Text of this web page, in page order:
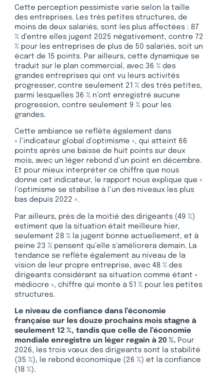
Cette perception pessimiste varie selon la taille
des entreprises. Les très petites structures, de
moins de deux salariés, sont les plus affectées : 87
% d’entre elles jugent 2025 négativement, contre 72
% pour les entreprises de plus de 50 salariés, soit un
écart de 15 points. Par ailleurs, cette dynamique se
traduit sur le plan commercial, avec 36 % des
grandes entreprises qui ont vu leurs activités
progresser, contre seulement 21 % des très petites,
parmi lesquelles 36 % n’ont enregistré aucune
progression, contre seulement 9 % pour les
grandes.
Cette ambiance se reflète également dans
« l’indicateur global d’optimisme », qui atteint 66
points après une baisse de huit points sur deux
mois, avec un léger rebond d’un point en décembre.
Et pour mieux interpréter ce chiffre que nous
donne cet indicateur, le rapport nous explique que «
l’optimisme se stabilise à l’un des niveaux les plus
bas depuis 2022 ».
Par ailleurs, près de la moitié des dirigeants (49 %)
estiment que la situation était meilleure hier,
seulement 28 % la jugent bonne actuellement, et à
peine 23 % pensent qu’elle s’améliorera demain. La
tendance se reflète également au niveau de la
vision de leur propre entreprise, avec 48 % des
dirigeants considérant sa situation comme étant «
médiocre », chiffre qui monte à 51 % pour les petites
structures.
Le niveau de confiance dans l’économie
française sur les douze prochains mois stagne à
seulement 12 %, tandis que celle de l’économie
mondiale enregistre un léger regain à 20 %. Pour
2026, les trois vœux des dirigeants sont la stabilité
(35 %), le rebond économique (26 %) et la confiance
(18 %).